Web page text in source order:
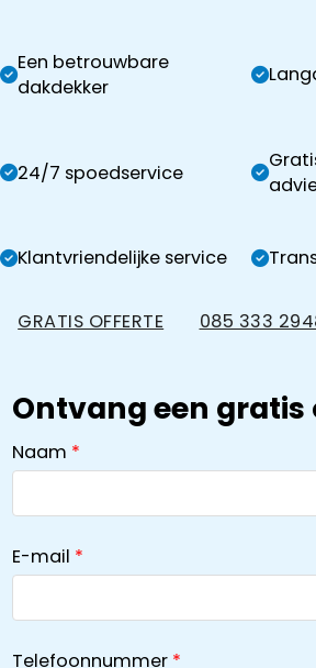
Een betrouwbare
dakdekker
24/7 spoedservice
Klantvriendelijke service
GRATIS OFFERTE 085 333
Ontvang een
Naam
E-mail
Telefoonnummer